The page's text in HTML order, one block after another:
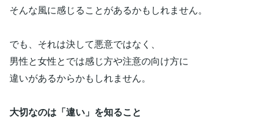
そんな風に感じることがあるかもしれません。
でも、それは決して悪意ではなく、
男性と女性とでは感じ方や注意の向け方に
違いがあるからかもしれません。
大切なのは「違い」を知ること